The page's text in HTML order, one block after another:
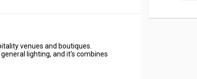
venues and boutiques.
lighting, and it's combines